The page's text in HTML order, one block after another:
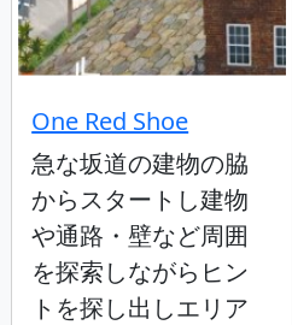
One Red Shoe
急な坂道の建物の脇
からスタートし建物
や通路・壁など周囲
を探索しながらヒン
トを探し出しエリア